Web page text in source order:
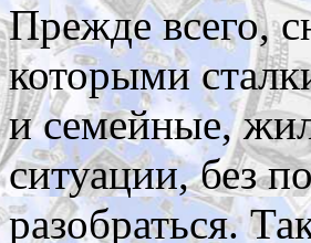
Прежде всего,
которыми
и семейные,
ситуации, без
разобраться.